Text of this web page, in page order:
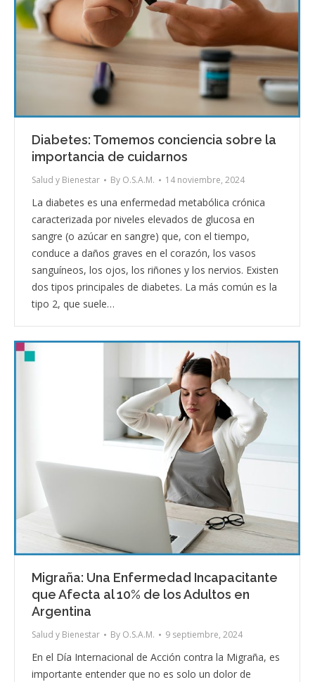
Diabetes: Tomemos conciencia sobre la
importancia de cuidarnos
Salud y Bienestar By O.S.A.M. 14 noviembre, 2024
La diabetes es una enfermedad metabólica crónica
caracterizada por niveles elevados de glucosa en
sangre (o azúcar en sangre) que, con el tiempo,
conduce a daños graves en el corazón, los vasos
sanguíneos, los ojos, los riñones y los nervios. Existen
dos tipos principales de diabetes. La más común es la
tipo 2, que suele…
Migraña: Una Enfermedad Incapacitante
que Afecta al 10% de los Adultos en
Argentina
Salud y Bienestar By O.S.A.M. 9 septiembre, 2024
En el Día Internacional de Acción contra la Migraña, es
importante entender que no es solo un dolor de